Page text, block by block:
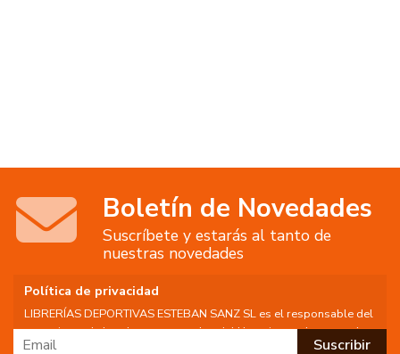
Boletín de Novedades
Suscríbete y estarás al tanto de
nuestras novedades
Política de privacidad
LIBRERÍAS DEPORTIVAS ESTEBAN SANZ SL es el responsable del
tratamiento de los datos personales del Usuario, por lo que se le
facilita la siguiente información del tratamiento: